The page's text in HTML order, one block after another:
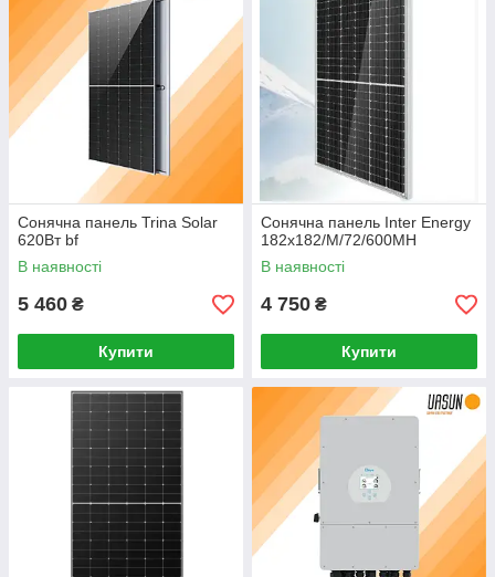
Сонячна панель Trina Solar
620Вт bf
В наявності
5 460 ₴
Купити
Сонячна панель Inter Energy
182x182/M/72/600MH
В наявності
4 750 ₴
Купити